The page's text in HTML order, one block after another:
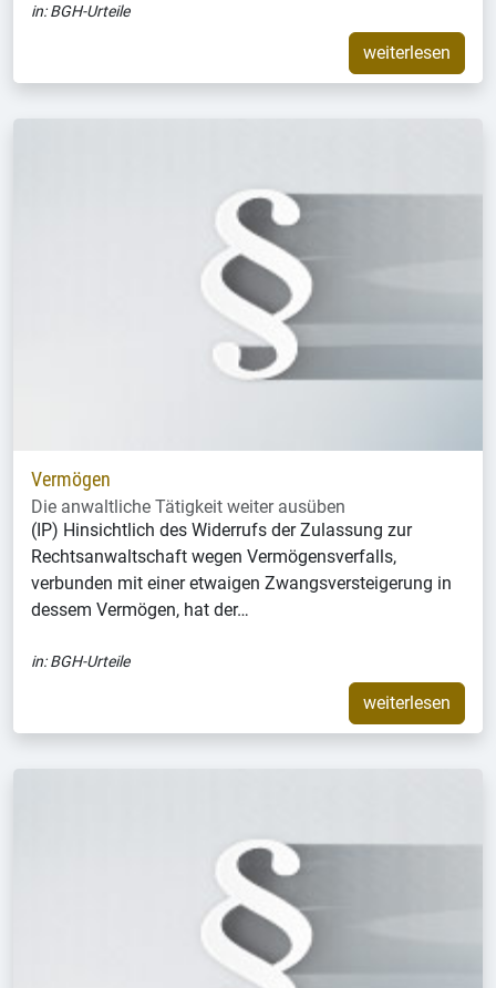
in:BGH-Urteile
weiterlesen
Vermögen
Die anwaltliche Tätigkeit weiter ausüben
(IP) Hinsichtlich des Widerrufs der Zulassung zur
Rechtsanwaltschaft wegen Vermögensverfalls,
verbunden mit einer etwaigen Zwangsversteigerung in
dessem Vermögen, hat der…
in:BGH-Urteile
weiterlesen